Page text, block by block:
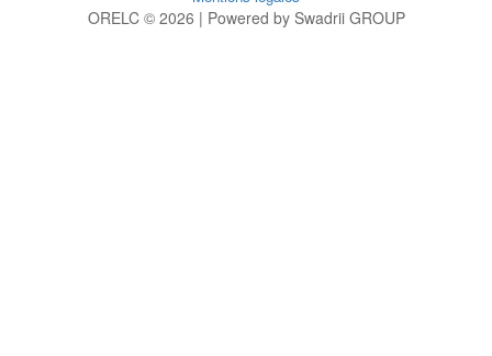
ORELC © 2026 | Powered by Swadrii GROUP